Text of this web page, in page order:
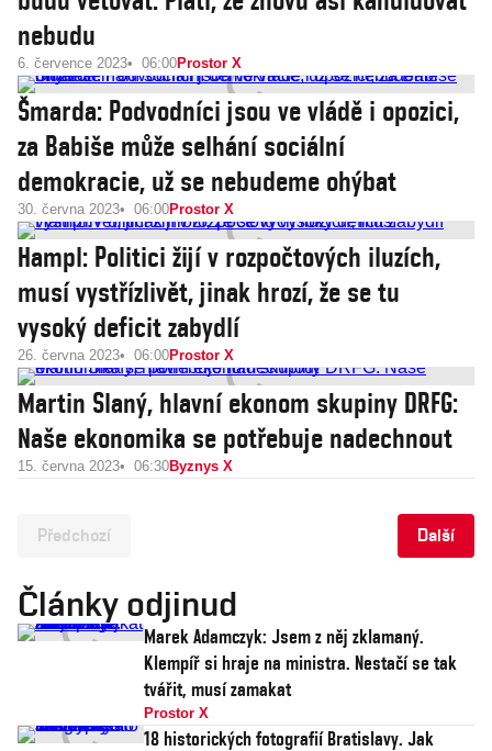
nebudu
6. července 2023 06:00Prostor X
Šmarda: Podvodníci jsou ve vládě i opozici,
za Babiše může selhání sociální
demokracie, už se nebudeme ohýbat
30. června 2023 06:00Prostor X
Hampl: Politici žijí v rozpočtových iluzích,
musí vystřízlivět, jinak hrozí, že se tu
vysoký deficit zabydlí
26. června 2023 06:00Prostor X
Martin Slaný, hlavní ekonom skupiny DRFG:
Naše ekonomika se potřebuje nadechnout
15. června 2023 06:30Byznys X
Předchozí Další
Články odjinud
Marek Adamczyk: Jsem z něj zklamaný.
Klempíř si hraje na ministra. Nestačí se tak
tvářit, musí zamakat
Prostor X
18 historických fotografií Bratislavy. Jak